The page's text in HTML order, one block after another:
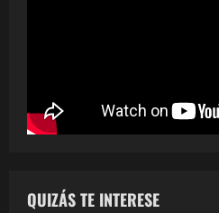
QUIZÁS TE INTERESE